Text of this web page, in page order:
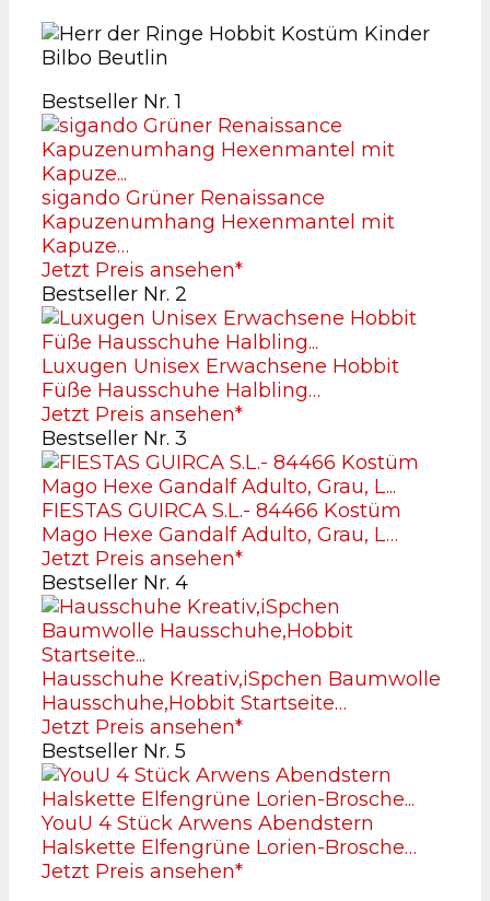
Bestseller Nr. 1
sigando Grüner Renaissance
Kapuzenumhang Hexenmantel mit
Kapuze…
Jetzt Preis ansehen*
Bestseller Nr. 2
Luxugen Unisex Erwachsene Hobbit
Füße Hausschuhe Halbling…
Jetzt Preis ansehen*
Bestseller Nr. 3
FIESTAS GUIRCA S.L.- 84466 Kostüm
Mago Hexe Gandalf Adulto, Grau, L…
Jetzt Preis ansehen*
Bestseller Nr. 4
Hausschuhe Kreativ,iSpchen Baumwolle
Hausschuhe,Hobbit Startseite…
Jetzt Preis ansehen*
Bestseller Nr. 5
YouU 4 Stück Arwens Abendstern
Halskette Elfengrüne Lorien-Brosche…
Jetzt Preis ansehen*